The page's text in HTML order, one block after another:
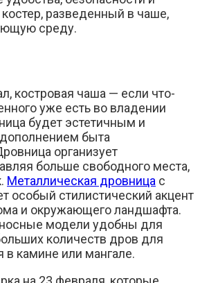
костер, разведенный в чаше,
среду.
костровая чаша — если что-
уже есть во владении
будет эстетичным и
быта
организует
больше свободного места,
Металлическая дровница с
особый стилистический акцент
и окружающего ландшафта.
модели удобны для
количеств дров для
в камине или мангале.